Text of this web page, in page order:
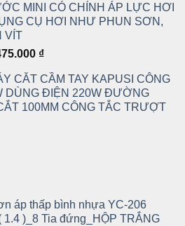
từ
175.000 ₫
MINI CÓ CHỈNH ÁP LỰC HƠI
CỤ HƠI NHƯ PHUN SƠN,
VÍT
₫Khoảng
từ
421.000 ₫
đến
CẮT CẦM TAY KAPUSI CÔNG
DÙNG ĐIỆN 220W ĐƯỜNG
100MM CÔNG TẮC TRƯỢT
áp thấp bình nhựa YC-206
1.4 )_8 Tia đứng_HỘP TRẮNG